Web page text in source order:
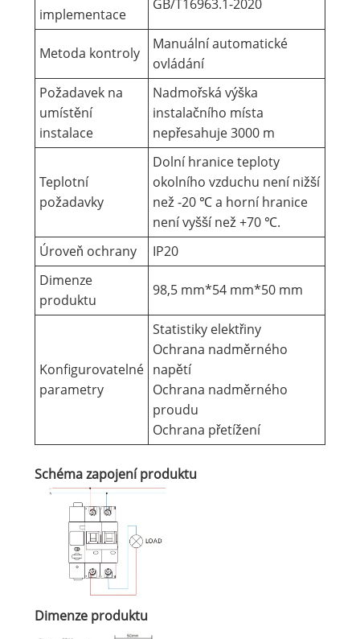
implementace
GB/T16963.1-2020
Metoda kontroly
Manuální automatické
ovládání
Požadavek na
umístění
instalace
Nadmořská výška
instalačního místa
nepřesahuje 3000 m
Teplotní
požadavky
Dolní hranice teploty
okolního vzduchu není nižší
než -20 ℃ a horní hranice
není vyšší než +70 ℃.
Úroveň ochrany
IP20
Dimenze
produktu
98,5 mm*54 mm*50 mm
Konfigurovatelné
parametry
Statistiky elektřiny
Ochrana nadměrného
napětí
Ochrana nadměrného
proudu
Ochrana přetížení
Schéma zapojení produktu
Dimenze produktu